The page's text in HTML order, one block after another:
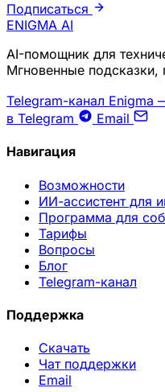
Подписаться
ENIGMA AI
AI-помощник для
Мгновенные подсказки,
Telegram-канал Enigma
в Telegram
Email
Навигация
Возможности
ИИ-ассистент для
Программа для
Тарифы
Вопросы
Блог
Telegram-канал
Поддержка
Скачать
Чат поддержки
Email